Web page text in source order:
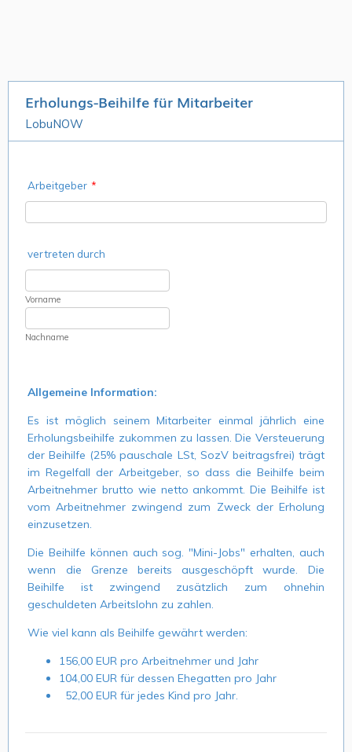
Erholungs-Beihilfe für Mitarbeiter
LobuNOW
Arbeitgeber *
vertreten durch
Vorname
Nachname
Allgemeine Information:
Es ist möglich seinem Mitarbeiter einmal jährlich eine
Erholungsbeihilfe zukommen zu lassen. Die Versteuerung
der Beihilfe (25% pauschale LSt, SozV beitragsfrei) trägt
im Regelfall der Arbeitgeber, so dass die Beihilfe beim
Arbeitnehmer brutto wie netto ankommt. Die Beihilfe ist
vom Arbeitnehmer zwingend zum Zweck der Erholung
einzusetzen.
Die Beihilfe können auch sog. "Mini-Jobs" erhalten, auch
wenn die Grenze bereits ausgeschöpft wurde. Die
Beihilfe ist zwingend zusätzlich zum ohnehin
geschuldeten Arbeitslohn zu zahlen.
Wie viel kann als Beihilfe gewährt werden:
156,00 EUR pro Arbeitnehmer und Jahr
104,00 EUR für dessen Ehegatten pro Jahr
52,00 EUR für jedes Kind pro Jahr.